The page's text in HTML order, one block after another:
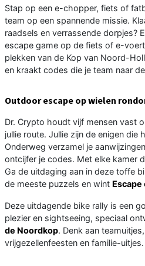
Stap op een e-chopper, fiets of
team op een spannende missie.
raadsels en verrassende dorpjes?
escape game op de fiets of e-
plekken van de Kop van Noord-
en kraakt codes die je team naar
Outdoor escape op wielen
Dr. Crypto houdt vijf mensen vast
jullie route. Jullie zijn de enigen die
Onderweg verzamel je
ontcijfer je codes. Met elke kamer
Ga de uitdaging aan in deze toffe
de meeste puzzels en wint Escape
Deze uitdagende bike rally is een
plezier en sightseeing, speciaal
de Noordkop. Denk aan
vrijgezellenfeesten en familie-uitjes.